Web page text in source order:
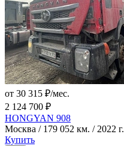
от 30 315 ₽/мес.
2 124 700 ₽
HONGYAN 908
Москва / 179 052 км. / 2022 г.
Купить